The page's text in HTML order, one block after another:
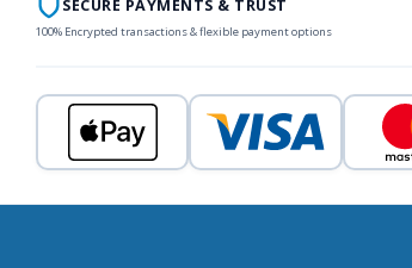
SECURE PAYMENTS & TRUST
100% Encrypted transactions & flexible payment options